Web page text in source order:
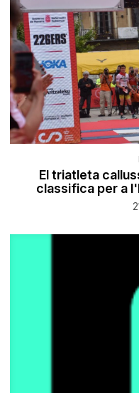
El triatleta
classifica per a